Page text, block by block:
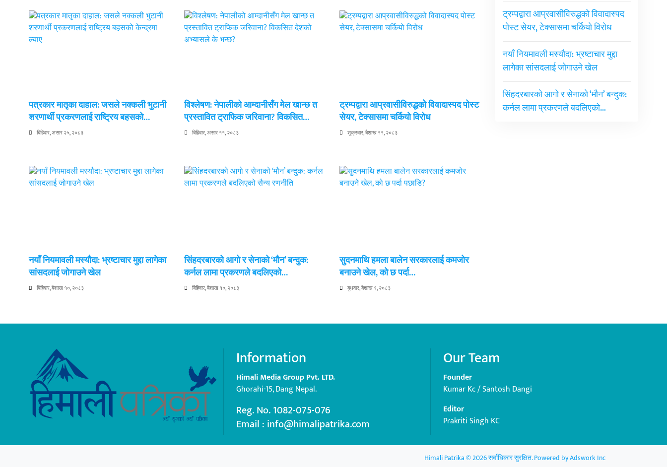
पत्रकार मातृका दाहाल: जसले नक्कली भुटानी
शरणार्थी प्रकरणलाई राष्ट्रिय बहसको…
बिहिवार, असार २५, २०८३
विश्लेषण: नेपालीको आम्दानीसँग मेल खान्छ त
प्रस्तावित ट्राफिक जरिवाना? विकसित…
बिहिवार, असार ११, २०८३
ट्रम्पद्वारा आप्रवासीविरुद्धको विवादास्पद पोस्ट
सेयर, टेक्सासमा चर्कियो विरोध
शुक्रवार, बैशाख ११, २०८३
नयाँ नियमावली मस्यौदा: भ्रष्टाचार मुद्दा लागेका
सांसदलाई जोगाउने खेल
बिहिवार, बैशाख १०, २०८३
सिंहदरबारको आगो र सेनाको ‘मौन’ बन्दुक:
कर्नल लामा प्रकरणले बदलिएको…
बिहिवार, बैशाख १०, २०८३
सुदनमाथि हमला बालेन सरकारलाई कमजोर
बनाउने खेल, को छ पर्दा…
बुधवार, बैशाख ९, २०८३
ट्रम्पद्वारा आप्रवासीविरुद्धको विवादास्पद
पोस्ट सेयर, टेक्सासमा चर्कियो विरोध
नयाँ नियमावली मस्यौदा: भ्रष्टाचार मुद्दा
लागेका सांसदलाई जोगाउने खेल
सिंहदरबारको आगो र सेनाको ‘मौन’ बन्दुक:
कर्नल लामा प्रकरणले बदलिएको…
Information
Himali Media Group Pvt. LTD.
Ghorahi-15, Dang Nepal.
Reg. No. 1082-075-076
Email : info@himalipatrika.com
Our Team
Founder
Kumar Kc / Santosh Dangi
Editor
Prakriti Singh KC
Himali Patrika © 2026 सर्वाधिकार सुरक्षित. Powered byAdswork Inc